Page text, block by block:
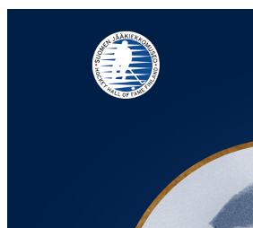
Jääkiekkomuseo – Hockey Hall of Fame Finland